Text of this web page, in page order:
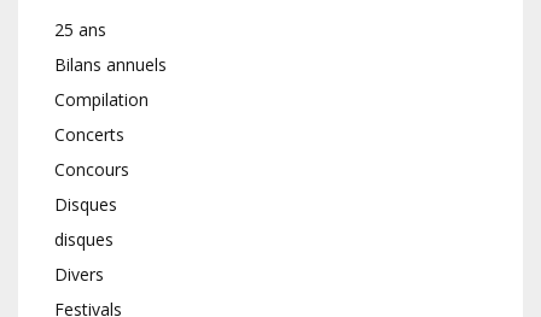
25 ans
Bilans annuels
Compilation
Concerts
Concours
Disques
disques
Divers
Festivals